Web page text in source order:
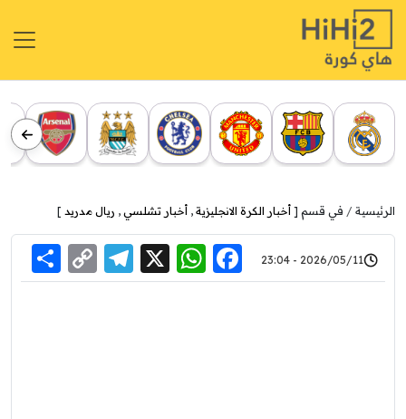
الرئيسية في قسم [ أخبار الكرة الانجليزية , أخبار تشلسي , ريال مدريد ]
2026/05/11 - 23:04
Facebook
WhatsApp
X
Link